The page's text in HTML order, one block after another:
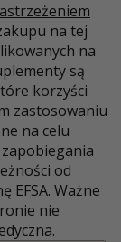
na tej
na
są
korzyści
zastosowaniu
na celu
od
EFSA. Ważne
nie